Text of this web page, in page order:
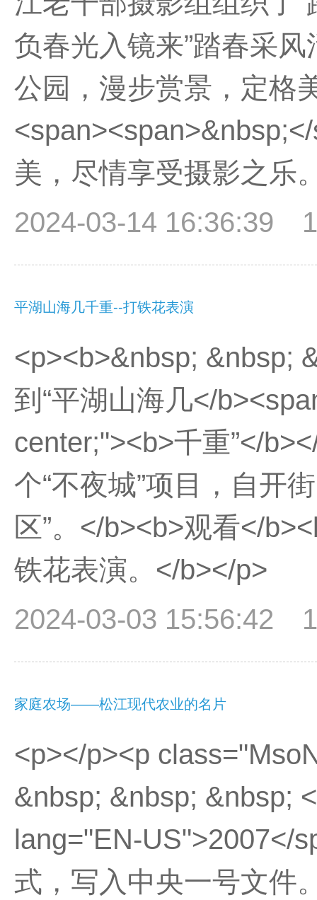
负春光入镜来”踏春采
公园，漫步赏景，定格
美，尽情享受摄影之乐
2024-03-14 16:36:39
平湖山海几千重--打铁花表演
<p><b>&nbsp; &nbsp;
到“平湖山海几</
center;"><b>千重”</
个“不夜城”项目，自开
区”。</b><b>观看</
铁花表演。</b></p>
2024-03-03 15:56:42
家庭农场——松江现代农业的名片
<p></p><p
&nbsp; &nbsp; &nbsp;
lang="EN-US">2007</
式，写入中央一号文件